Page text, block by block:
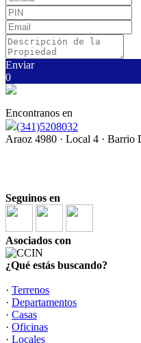
Enviar
0
Encontranos en
(341)5208032
Araoz 4980 · Local 4 · Barrio
Seguinos en
Asociados con
¿Qué estás buscando?
· Terrenos
· Departamentos
· Casas
· Oficinas
· Locales